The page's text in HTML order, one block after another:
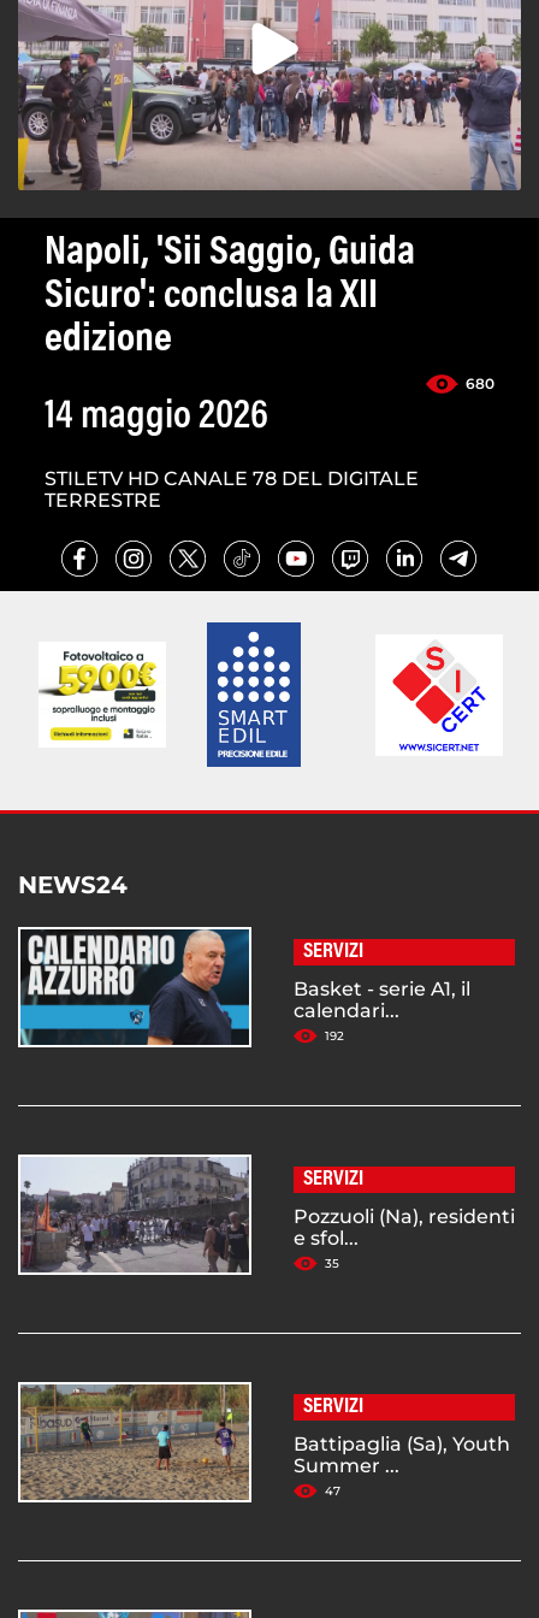
Napoli, 'Sii Saggio, Guida
Sicuro': conclusa la XII
edizione
680
14 maggio 2026
STILETV HD CANALE 78 DEL DIGITALE
TERRESTRE
NEWS24
SERVIZI
Basket - serie A1, il
calendari...
192
SERVIZI
Pozzuoli (Na), residenti
e sfol...
35
SERVIZI
Battipaglia (Sa), Youth
Summer ...
47